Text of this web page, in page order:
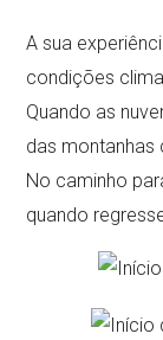
A sua
condições
Quando as
das montanhas
No caminho
quando